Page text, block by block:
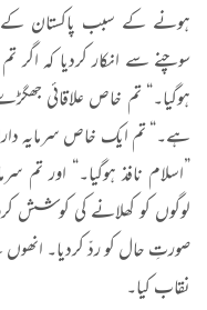
ہونے کے سبب پاکستان کے
سوچنے سے انکار کردیا کہ اگر
ہوگیا۔“ تم خاص علاقائی
ہے۔“ تم ایک خاص سرمایہ
”اسلام نافذ ہوگیا۔“ اور تم
لوگوں کو کھلانے کی کوشش
صورتِ حال کو ردّ کردیا۔
نقاب کیا۔